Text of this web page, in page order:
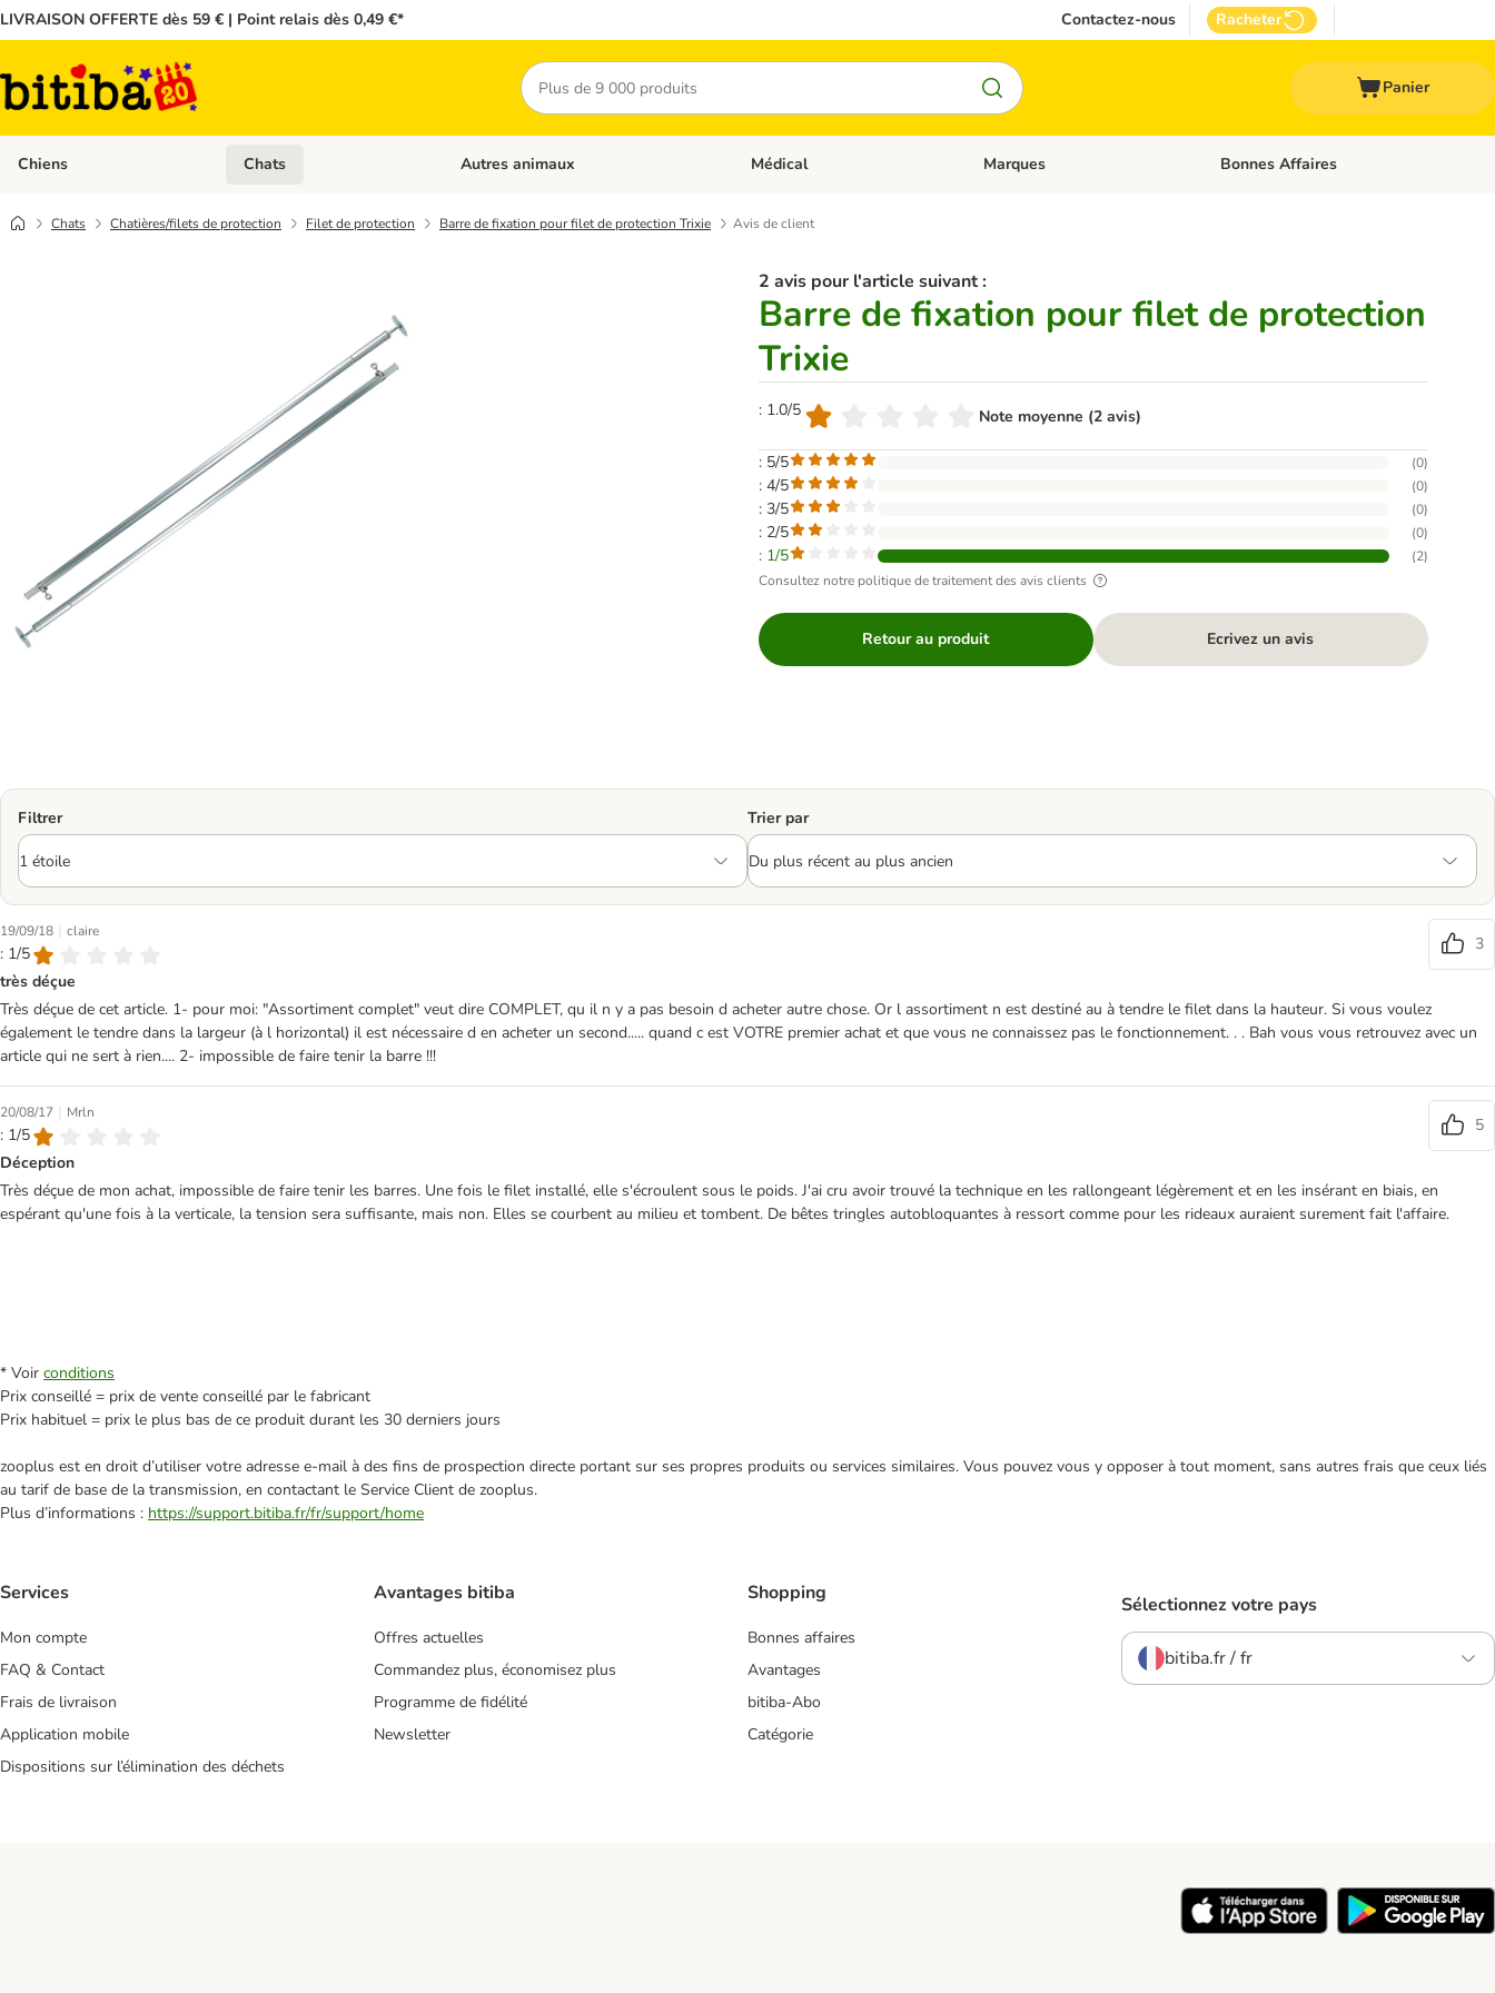
LIVRAISON OFFERTE dès 59 € | Point relais dès 0,49 €* Contactez-nous Racheter
Rechercher
Panier
Chiens Dérouler les catégories: Chiens
Chats Dérouler les catégories: Chats
Autres animaux Dérouler les catégories: Autres animaux
Médical Dérouler les catégories: Médical
Marques Dérouler les catégories: Marques
Bonnes Affaires
Chats Chatières/filets de protection Filet de protection Barre de fixation pour filet de protection Trixie Avis de client
2 avis pour l'article suivant :
Barre de fixation pour filet de protection
Trixie
: 1.0/5 Note moyenne (2 avis)
: 5/5 (0)
: 4/5 (0)
: 3/5 (0)
: 2/5 (0)
: 1/5 (2)
Consultez notre politique de traitement des avis clients
Retour au produit Ecrivez un avis
Filtrer Trier par
19/09/18 | claire
: 1/5
3
très déçue
Très déçue de cet article. 1- pour moi: "Assortiment complet" veut dire COMPLET, qu il n y a pas besoin d acheter autre chose. Or l assortiment n est destiné au à tendre le filet dans la hauteur. Si vous voulez
également le tendre dans la largeur (à l horizontal) il est nécessaire d en acheter un second..... quand c est VOTRE premier achat et que vous ne connaissez pas le fonctionnement. . . Bah vous vous retrouvez avec un
article qui ne sert à rien.... 2- impossible de faire tenir la barre !!!
20/08/17 | Mrln
: 1/5
5
Déception
Très déçue de mon achat, impossible de faire tenir les barres. Une fois le filet installé, elle s'écroulent sous le poids. J'ai cru avoir trouvé la technique en les rallongeant légèrement et en les insérant en biais, en
espérant qu'une fois à la verticale, la tension sera suffisante, mais non. Elles se courbent au milieu et tombent. De bêtes tringles autobloquantes à ressort comme pour les rideaux auraient surement fait l'affaire.
* Voir conditions
Prix conseillé = prix de vente conseillé par le fabricant
Prix habituel = prix le plus bas de ce produit durant les 30 derniers jours
zooplus est en droit d’utiliser votre adresse e‑mail à des fins de prospection directe portant sur ses propres produits ou services similaires. Vous pouvez vous y opposer à tout moment, sans autres frais que ceux liés
au tarif de base de la transmission, en contactant le Service Client de zooplus.
Plus d’informations : https://support.bitiba.fr/fr/support/home
Services
Mon compte
FAQ & Contact
Frais de livraison
Application mobile
Dispositions sur l’élimination des déchets
Avantages bitiba
Offres actuelles
Commandez plus, économisez plus
Programme de fidélité
Newsletter
Shopping
Bonnes affaires
Avantages
bitiba-Abo
Catégorie
Sélectionnez votre pays
bitiba.fr / fr